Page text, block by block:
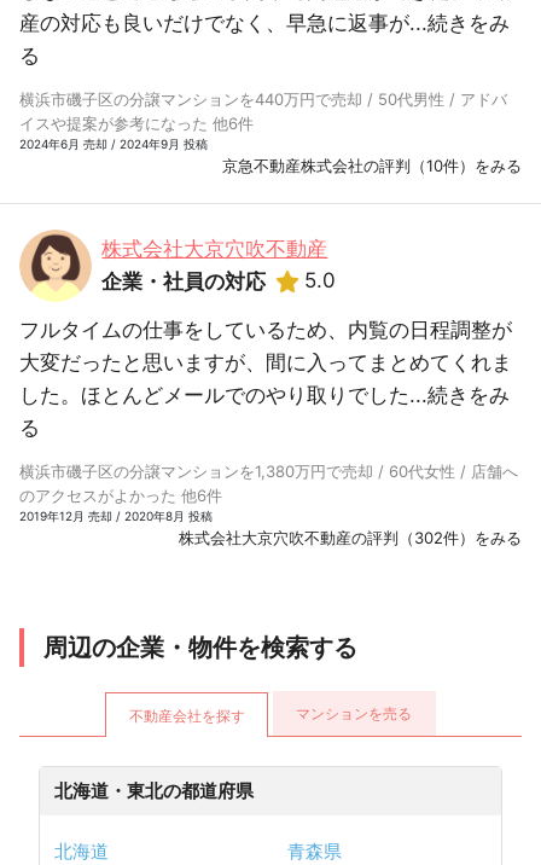
産の対応も良いだけでなく、早急に返事が...続きをみ
る
横浜市磯子区の分譲マンションを440万円で売却 / 50代男性 / アドバ
イスや提案が参考になった 他6件
2024年6月 売却 / 2024年9月 投稿
京急不動産株式会社の評判（10件）をみる
株式会社大京穴吹不動産
企業・社員の対応
5.0
フルタイムの仕事をしているため、内覧の日程調整が
大変だったと思いますが、間に入ってまとめてくれま
した。ほとんどメールでのやり取りでした...続きをみ
る
横浜市磯子区の分譲マンションを1,380万円で売却 / 60代女性 / 店舗へ
のアクセスがよかった 他6件
2019年12月 売却 / 2020年8月 投稿
株式会社大京穴吹不動産の評判（302件）をみる
周辺の企業・物件を検索する
不動産会社を探す マンションを売る
北海道・東北の都道府県
北海道
青森県